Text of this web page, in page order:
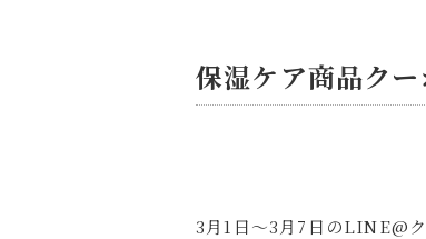
保湿ケア商品ク
3月1日～3月7日のLINE@ク